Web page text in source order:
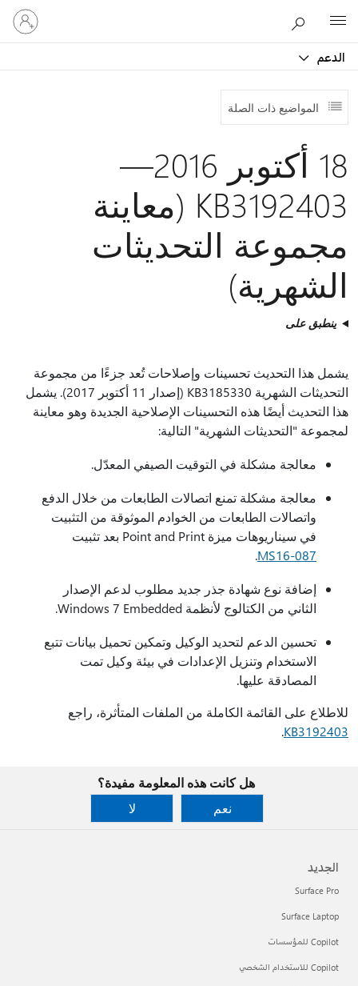
الدعم
تسجيل
الدخول
إلى
المواضيع ذات الصلة
18 أكتوبر 2016—
KB3192403 (معاينة
مجموعة التحديثات
الشهرية)
ينطبق على
يشمل هذا التحديث تحسينات وإصلاحات تُعد جزءًا من مجموعة
التحديثات الشهرية KB3185330 (إصدار 11 أكتوبر 2017). يشمل
هذا التحديث أيضًا هذه التحسينات الإصلاحية الجديدة وهو معاينة
لمجموعة "التحديثات الشهرية" التالية:
معالجة مشكلة في التوقيت الصيفي المعدّل.
معالجة مشكلة تمنع اتصالات الطابعات من خلال الدفع
واتصالات الطابعات من الخوادم الموثوقة من التثبيت
في سيناريوهات ميزة Point and Print بعد تثبيت
MS16-087
.
إضافة نوع شهادة جذر جديد مطلوب لدعم الإصدار
الثاني من الكتالوج لأنظمة Windows 7 Embedded.
تحسين الدعم لتحديد الوكيل وتمكين تحميل بيانات تتبع
الاستخدام وتنزيل الإعدادات في بيئة وكيل تمت
المصادقة عليها.
KB3192403
.
هل كانت هذه المعلومة مفيدة؟
نعم
لا
الجديد
Surface Pro
Surface Laptop
Copilot للمؤسسات
Copilot للاستخدام الشخصي